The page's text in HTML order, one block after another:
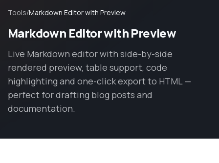
Tools/Markdown Editor with Preview
Markdown Editor with Preview
Live Markdown editor with side-by-side
rendered preview, table support, code
highlighting and one-click export to HTML —
perfect for drafting blog posts and
documentation.